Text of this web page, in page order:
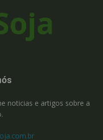
noticias e artigos sobre a